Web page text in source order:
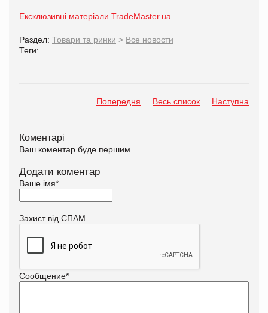
Ексклюзивні матеріали TradeMaster.ua
Раздел: Товари та ринки > Все новости
Теги:
Попередня Весь список Наступна
Коментарі
Ваш коментар буде першим.
Додати коментар
Ваше імя*
Захист від СПАМ
Сообщение*